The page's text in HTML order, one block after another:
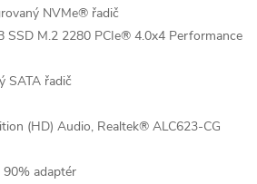
NVMe® řadič
SSD M.2 2280 PCIe® 4.0x4 Performance
SATA řadič
(HD) Audio, Realtek® ALC623-CG
90% adaptér